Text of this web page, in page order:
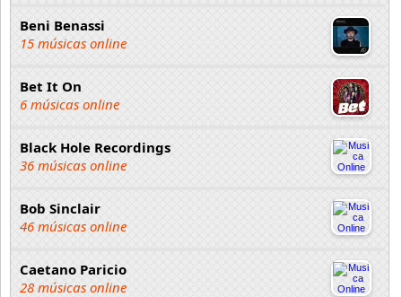
Beni Benassi
15 músicas online
Bet It On
6 músicas online
Black Hole Recordings
36 músicas online
Bob Sinclair
46 músicas online
Caetano Paricio
28 músicas online